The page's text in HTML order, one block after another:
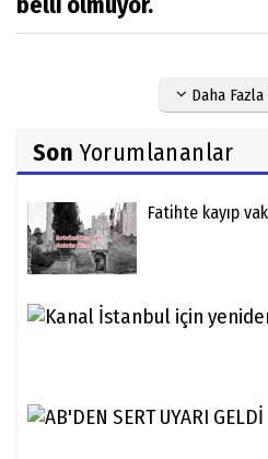
Daha
Son Yorumlananlar
Fatihte kayıp